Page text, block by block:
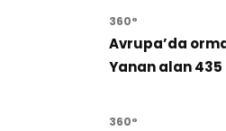
360°
Avrupa’da
Yanan alan
360°